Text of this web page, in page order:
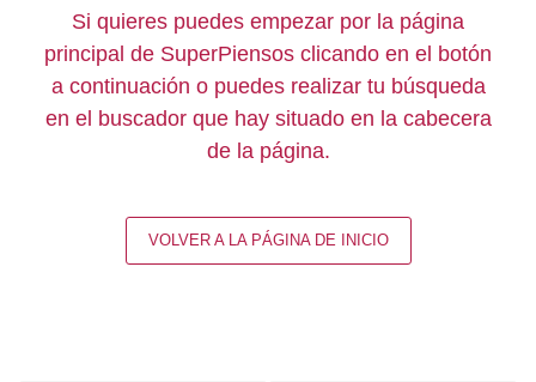
Si quieres puedes empezar por la página
principal de SuperPiensos clicando en el botón
a continuación o puedes realizar tu búsqueda
en el buscador que hay situado en la cabecera
de la página.
VOLVER A LA PÁGINA DE INICIO